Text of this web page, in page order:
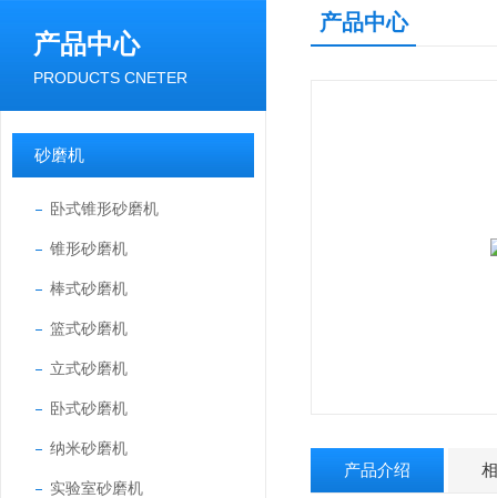
产品中心
PRODUCTS CNETER
砂磨机
卧式锥形砂磨机
锥形砂磨机
棒式砂磨机
篮式砂磨机
立式砂磨机
卧式砂磨机
纳米砂磨机
实验室砂磨机
产品中心
产品介绍